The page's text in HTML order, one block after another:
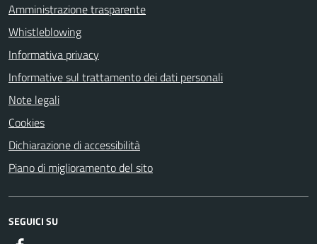
Amministrazione trasparente
Whistleblowing
Informativa privacy
Informative sul trattamento dei dati personali
Note legali
Cookies
Dichiarazione di accessibilità
Piano di miglioramento del sito
SEGUICI SU